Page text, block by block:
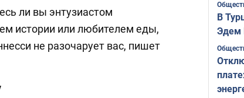
ли вы энтузиастом
истории или любителем еды,
не разочарует вас, пишет
В
Эдем